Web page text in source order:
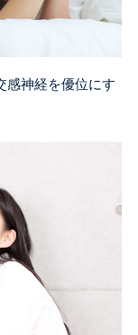
感神経を優位にす